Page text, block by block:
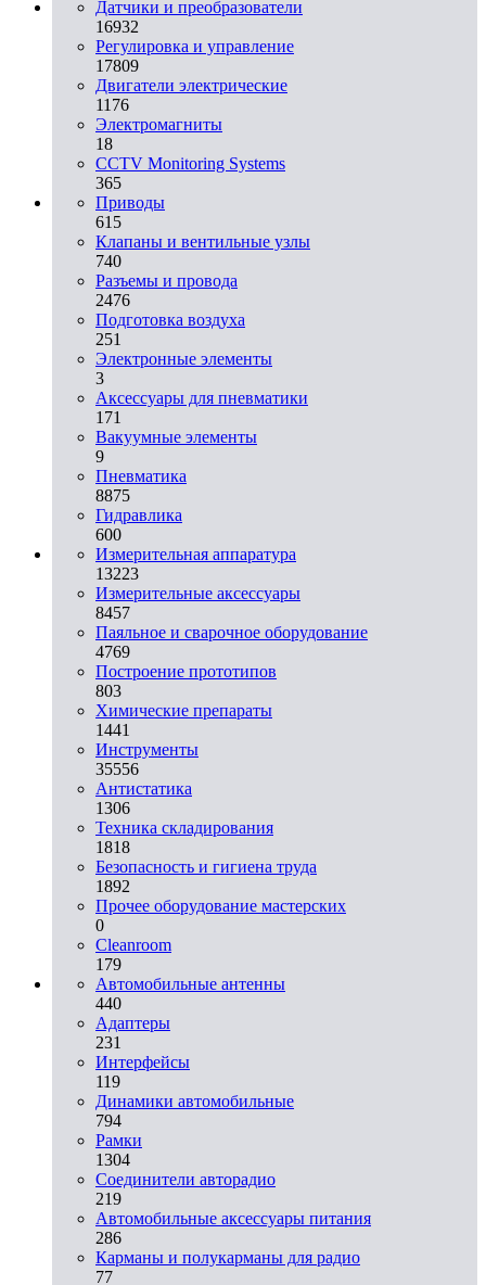
Датчики и преобразователи
16932
Регулировка и управление
17809
Двигатели электрические
1176
Электромагниты
18
CCTV Monitoring Systems
365
Приводы
615
Клапаны и вентильные узлы
740
Разъемы и провода
2476
Подготовка воздуха
251
Электронные элементы
3
Аксессуары для пневматики
171
Вакуумные элементы
9
Пневматика
8875
Гидравлика
600
Измерительная аппаратура
13223
Измерительные аксессуары
8457
Паяльное и сварочное оборудование
4769
Построение прототипов
803
Химические препараты
1441
Инструменты
35556
Aнтистатика
1306
Техника складирования
1818
Безопасность и гигиена труда
1892
Прочее оборудование мастерских
0
Cleanroom
179
Автомобильные антенны
440
Адаптеры
231
Интерфейсы
119
Динамики автомобильные
794
Рамки
1304
Соединители авторадио
219
Автомобильные аксессуары питания
286
Карманы и полукарманы для радио
77